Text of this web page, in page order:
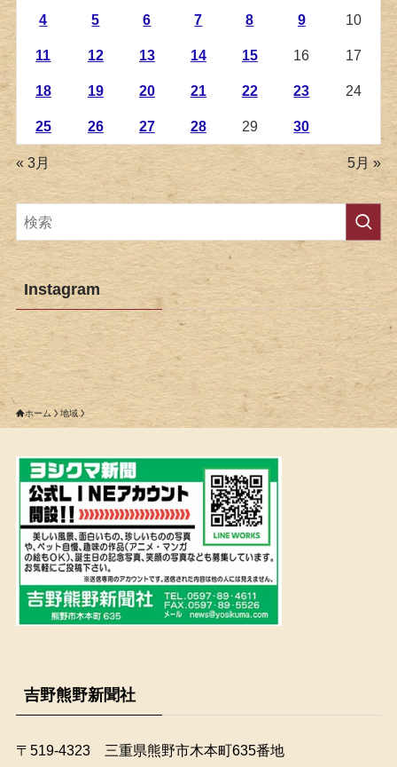
4 5 6 7 8 9 10
11 12 13 14 15 16 17
18 19 20 21 22 23 24
25 26 27 28 29 30
« 3月 5月 »
Instagram
ホーム 地域
吉野熊野新聞社
〒519-4323 三重県熊野市木本町635番地